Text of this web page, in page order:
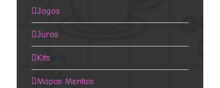
Jogos
Juros
Kits
Mapas Mentais